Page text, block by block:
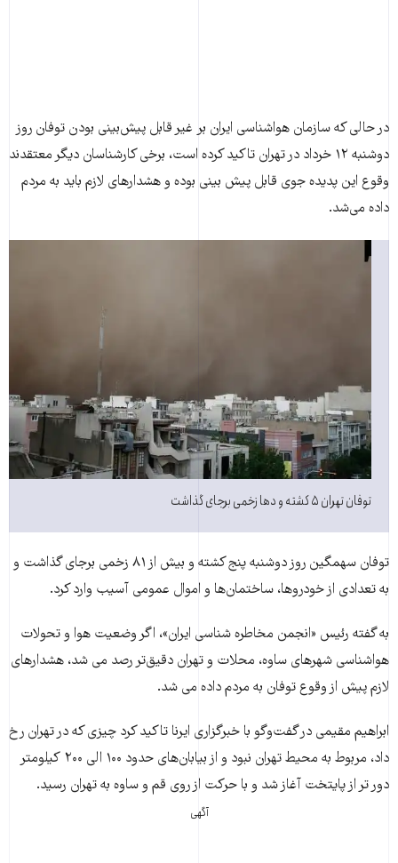
در حالی که سازمان هواشناسی ایران بر غیر قابل پیش‌بینی بودن توفان روز
دوشنبه ۱۲ خرداد در تهران تاکید کرده است، برخی کارشناسان دیگر معتقدند
وقوع این پدیده جوی قابل پیش بینی بوده و هشدارهای لازم باید به مردم
داده می‌شد.
توفان تهران ۵ کشته و دها زخمی برجای گذاشت
توفان سهمگین روز دوشنبه پنج کشته و بیش از ۸۱ زخمی برجای گذاشت و
به تعدادی از خودروها، ساختمان‌ها و اموال عمومی آسیب وارد کرد.
به گفته رئیس «انجمن مخاطره شناسی ایران»، اگر وضعیت هوا و تحولات
هواشناسی شهرهای ساوه، محلات و تهران دقیق‌تر رصد می شد، هشدارهای
لازم پیش از وقوع توفان به مردم داده می شد.
ابراهیم مقیمی در گفت‌وگو با خبرگزاری ایرنا تاکید کرد چیزی که در تهران رخ
داد، مربوط به محیط تهران نبود و از بیابان‌های حدود ۱۰۰ الی ۲۰۰ کیلومتر
دور تر از پایتخت آغاز شد و با حرکت از روی قم و ساوه به تهران رسید.
آگهی